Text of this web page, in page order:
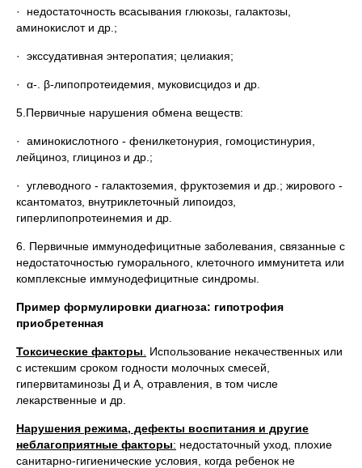
· недостаточность всасывания глюкозы, галактозы,
аминокислот и др.;
· экссудативная энтеропатия; целиакия;
· α-. β-липопротеидемия, муковисцидоз и др.
5.Первичные нарушения обмена веществ:
· аминокислотного - фенилкетонурия, гомоцистинурия,
лейциноз, глициноз и др.;
· углеводного - галактоземия, фруктоземия и др.; жирового -
ксантоматоз, внутриклеточный липоидоз,
гиперлипопротеинемия и др.
6. Первичные иммунодефицитные заболевания, связанные с
недостаточностью гуморального, клеточного иммунитета или
комплексные иммунодефицитные синдромы.
Пример формулировки диагноза: гипотрофия
приобретенная
Токсические факторы
Использование некачественных или
с истекшим сроком годности молочных смесей,
гипервитаминозы Д и А, отравления, в том числе
лекарственные и др.
Нарушения режима, дефекты воспитания и другие
неблагоприятные факторы: недостаточный уход, плохие
санитарно-гигиенические условия, когда ребенок не